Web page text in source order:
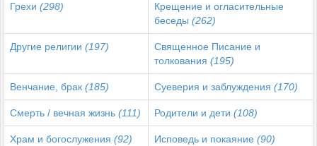
Грехи (298)
Крещение и огласительные
беседы (262)
Другие религии (197)
Священное Писание и
толкования (195)
Венчание, брак (185) Суеверия и заблуждения (170)
Смерть / вечная жизнь (111) Родители и дети (108)
Храм и богослужения (92) Исповедь и покаяние (90)